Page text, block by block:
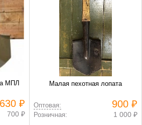
МПЛ
630 ₽
700 ₽
Малая пехотная лопата
Оптовая: 900 ₽
Розничная: 1 000 ₽